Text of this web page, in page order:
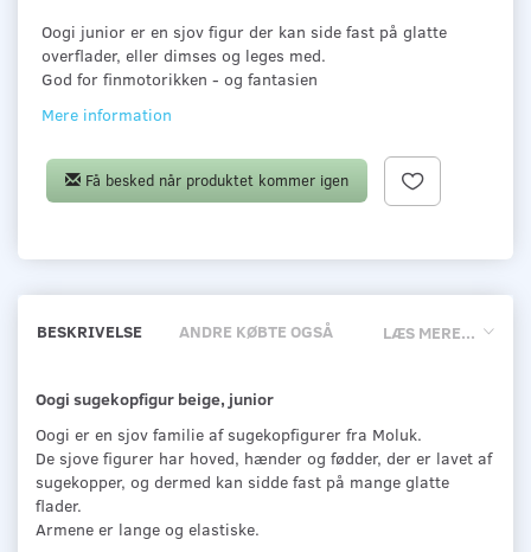
Oogi junior er en sjov figur der kan side fast på glatte
overflader, eller dimses og leges med.
God for finmotorikken - og fantasien
Mere information
Få besked når produktet kommer igen
LÆS MERE...
BESKRIVELSE ANDRE KØBTE OGSÅ
Oogi sugekopfigur beige, junior
Oogi er en sjov familie af sugekopfigurer fra Moluk.
De sjove figurer har hoved, hænder og fødder, der er lavet af
sugekopper, og dermed kan sidde fast på mange glatte
flader.
Armene er lange og elastiske.